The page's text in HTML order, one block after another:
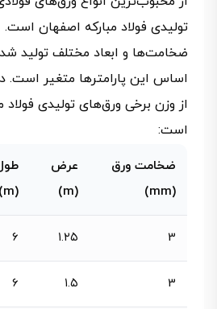
تولیدی فولاد مبارکه اصفهان است.
ضخامت‌ها و ابعاد مختلف تولید
اساس این پارامترها متغیر است.
از وزن برخی ورق‌های تولیدی فولاد
است:
ضخامت ورق
(mm)
عرض
(m)
(m)
3 ۱.۲۵ 6
3 ۱.۵ 6